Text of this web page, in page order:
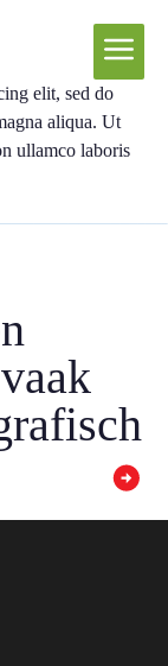
elit, sed do
aliqua. Ut
ullamco laboris